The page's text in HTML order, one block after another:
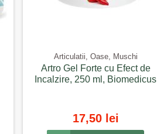
Articulatii, Oase, Muschi
Artro Gel Forte cu Efect de
Incalzire, 250 ml, Biomedicus
17,50 lei